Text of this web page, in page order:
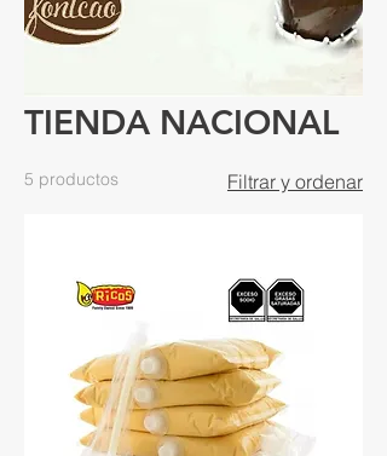
TIENDA NACIONAL
5 productos Filtrar y ordenar